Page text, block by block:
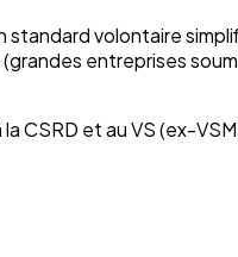
standard volontaire
entreprises
CSRD et au VS (ex-